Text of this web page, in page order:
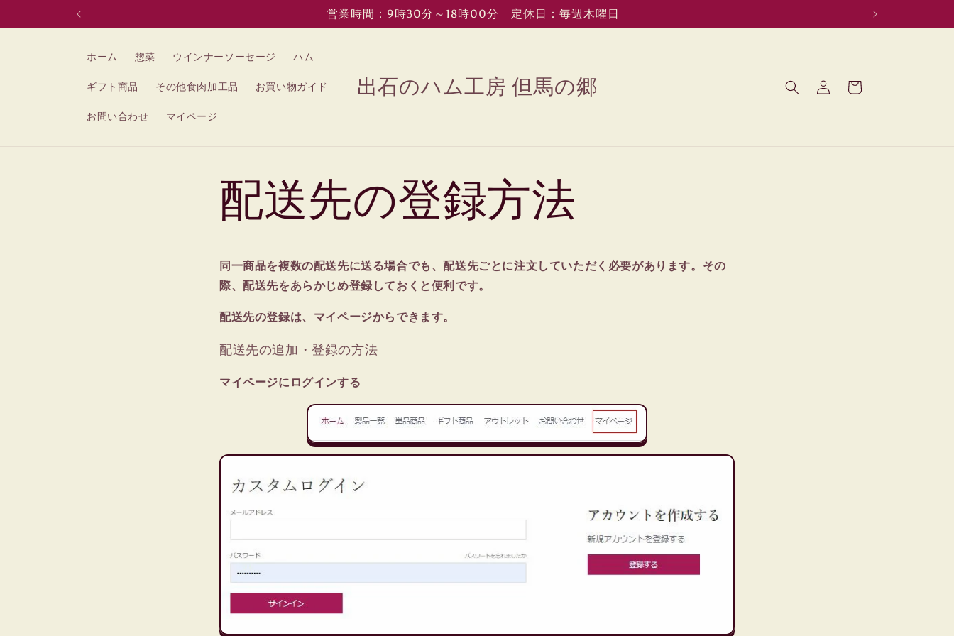
営業時間：9時30分～18時00分 定休日：毎週木曜日
ホーム 惣菜 ウインナーソーセージ ハム
ギフト商品 その他食肉加工品 お買い物ガイド
お問い合わせ マイページ
出石のハム工房 但馬の郷
グ
イ
ー
配送先の登録方法
同一商品を複数の配送先に送る場合でも、配送先ごとに注文していただく必要があります。その
際、配送先をあらかじめ登録しておくと便利です。
配送先の登録は、マイページからできます。
配送先の追加・登録の方法
マイページにログインする